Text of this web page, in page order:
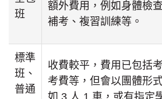
班
額外費用，例如身體檢
補考、複習訓練等。
標準
班、
普通
收費較平，費用已包括
考費等，但會以團體形